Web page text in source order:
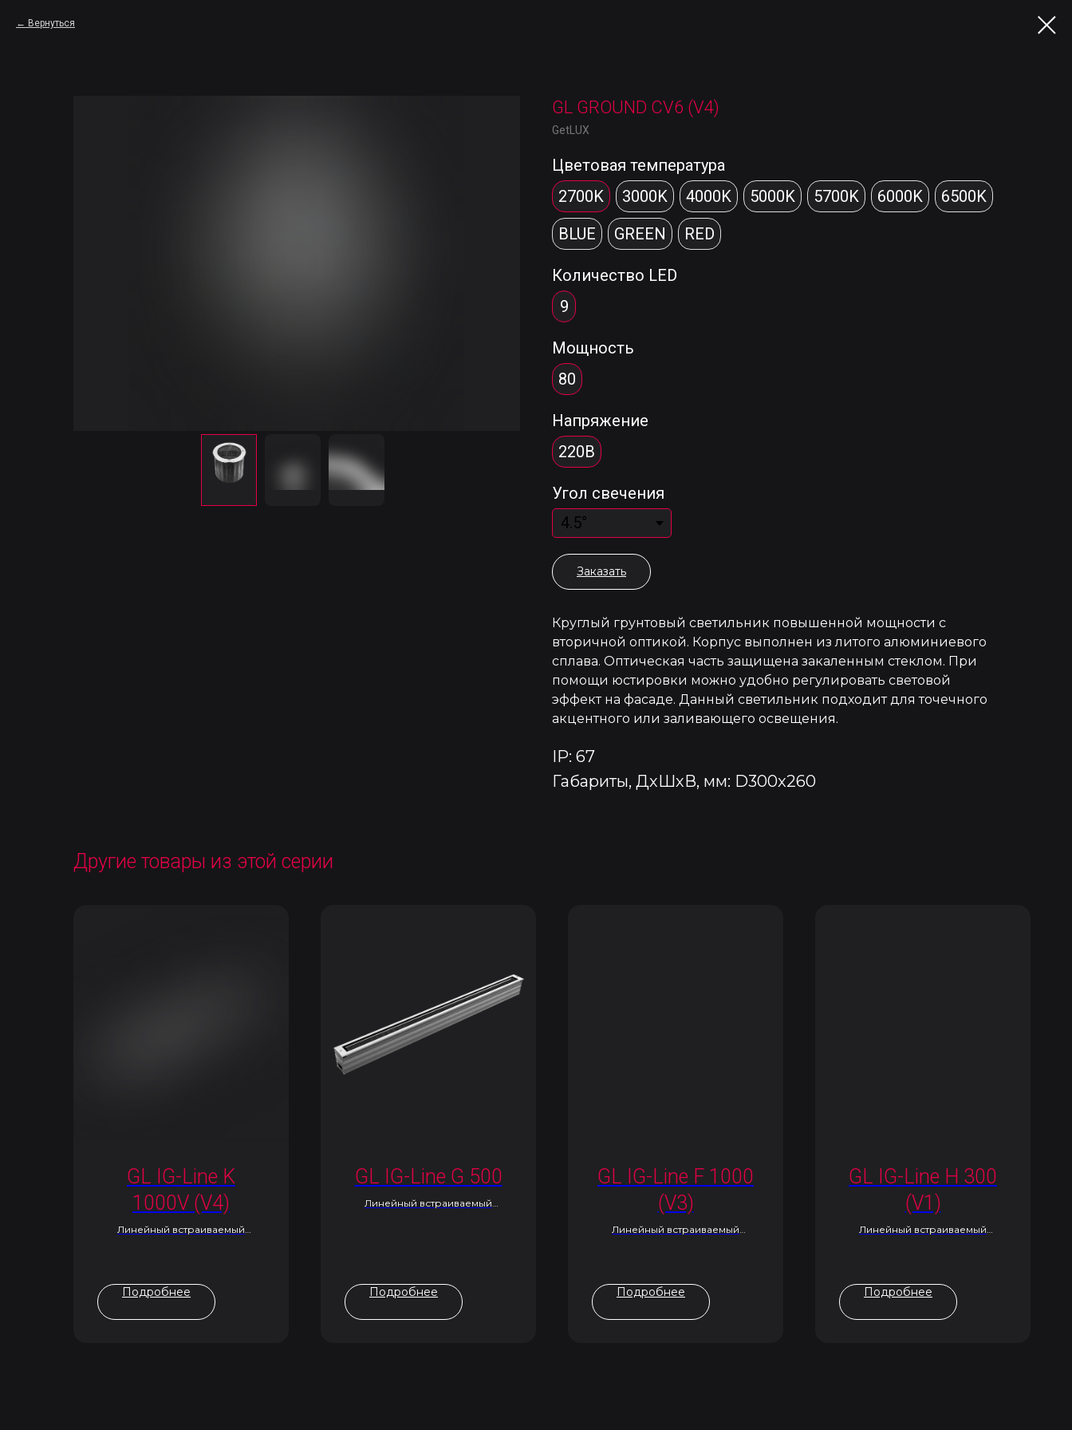
Вернуться
GL GROUND CV6 (V4)
GetLUX
Цветовая температура
2700K
3000K 4000K 5000K 5700K 6000K
6500K
BLUE
GREEN RED
Количество LED
9
Мощность
80
Напряжение
220В
Угол свечения
Заказать
Круглый грунтовый светильник повышенной мощности с
вторичной оптикой. Корпус выполнен из литого алюминиевого
сплава. Оптическая часть защищена закаленным стеклом. При
помощи юстировки можно удобно регулировать световой
эффект на фасаде. Данный светильник подходит для точечного
акцентного или заливающего освещения.
IP: 67
Габариты, ДхШхВ, мм: D300x260
Другие товары из этой серии
GL IG-Line K
1000V (V4)
Линейный встраиваемый
Подробнее
GL IG-Line G 500
Линейный встраиваемый
Подробнее
GL IG-Line F 1000
(V3)
Линейный встраиваемый
Подробнее
GL IG-Line H 300
(V1)
Линейный встраиваемый
Подробнее